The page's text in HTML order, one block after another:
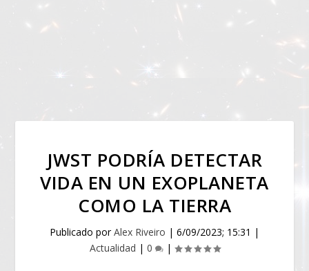
JWST PODRÍA DETECTAR
VIDA EN UN EXOPLANETA
COMO LA TIERRA
Publicado porAlex Riveiro | 6/09/2023; 15:31 |
Actualidad | 0 |